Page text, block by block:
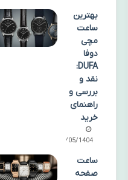
بهترین
ساعت
مچی
دوفا
DUFA:
نقد و
بررسی و
راهنمای
خرید
25/05/1404
ساعت
صفحه